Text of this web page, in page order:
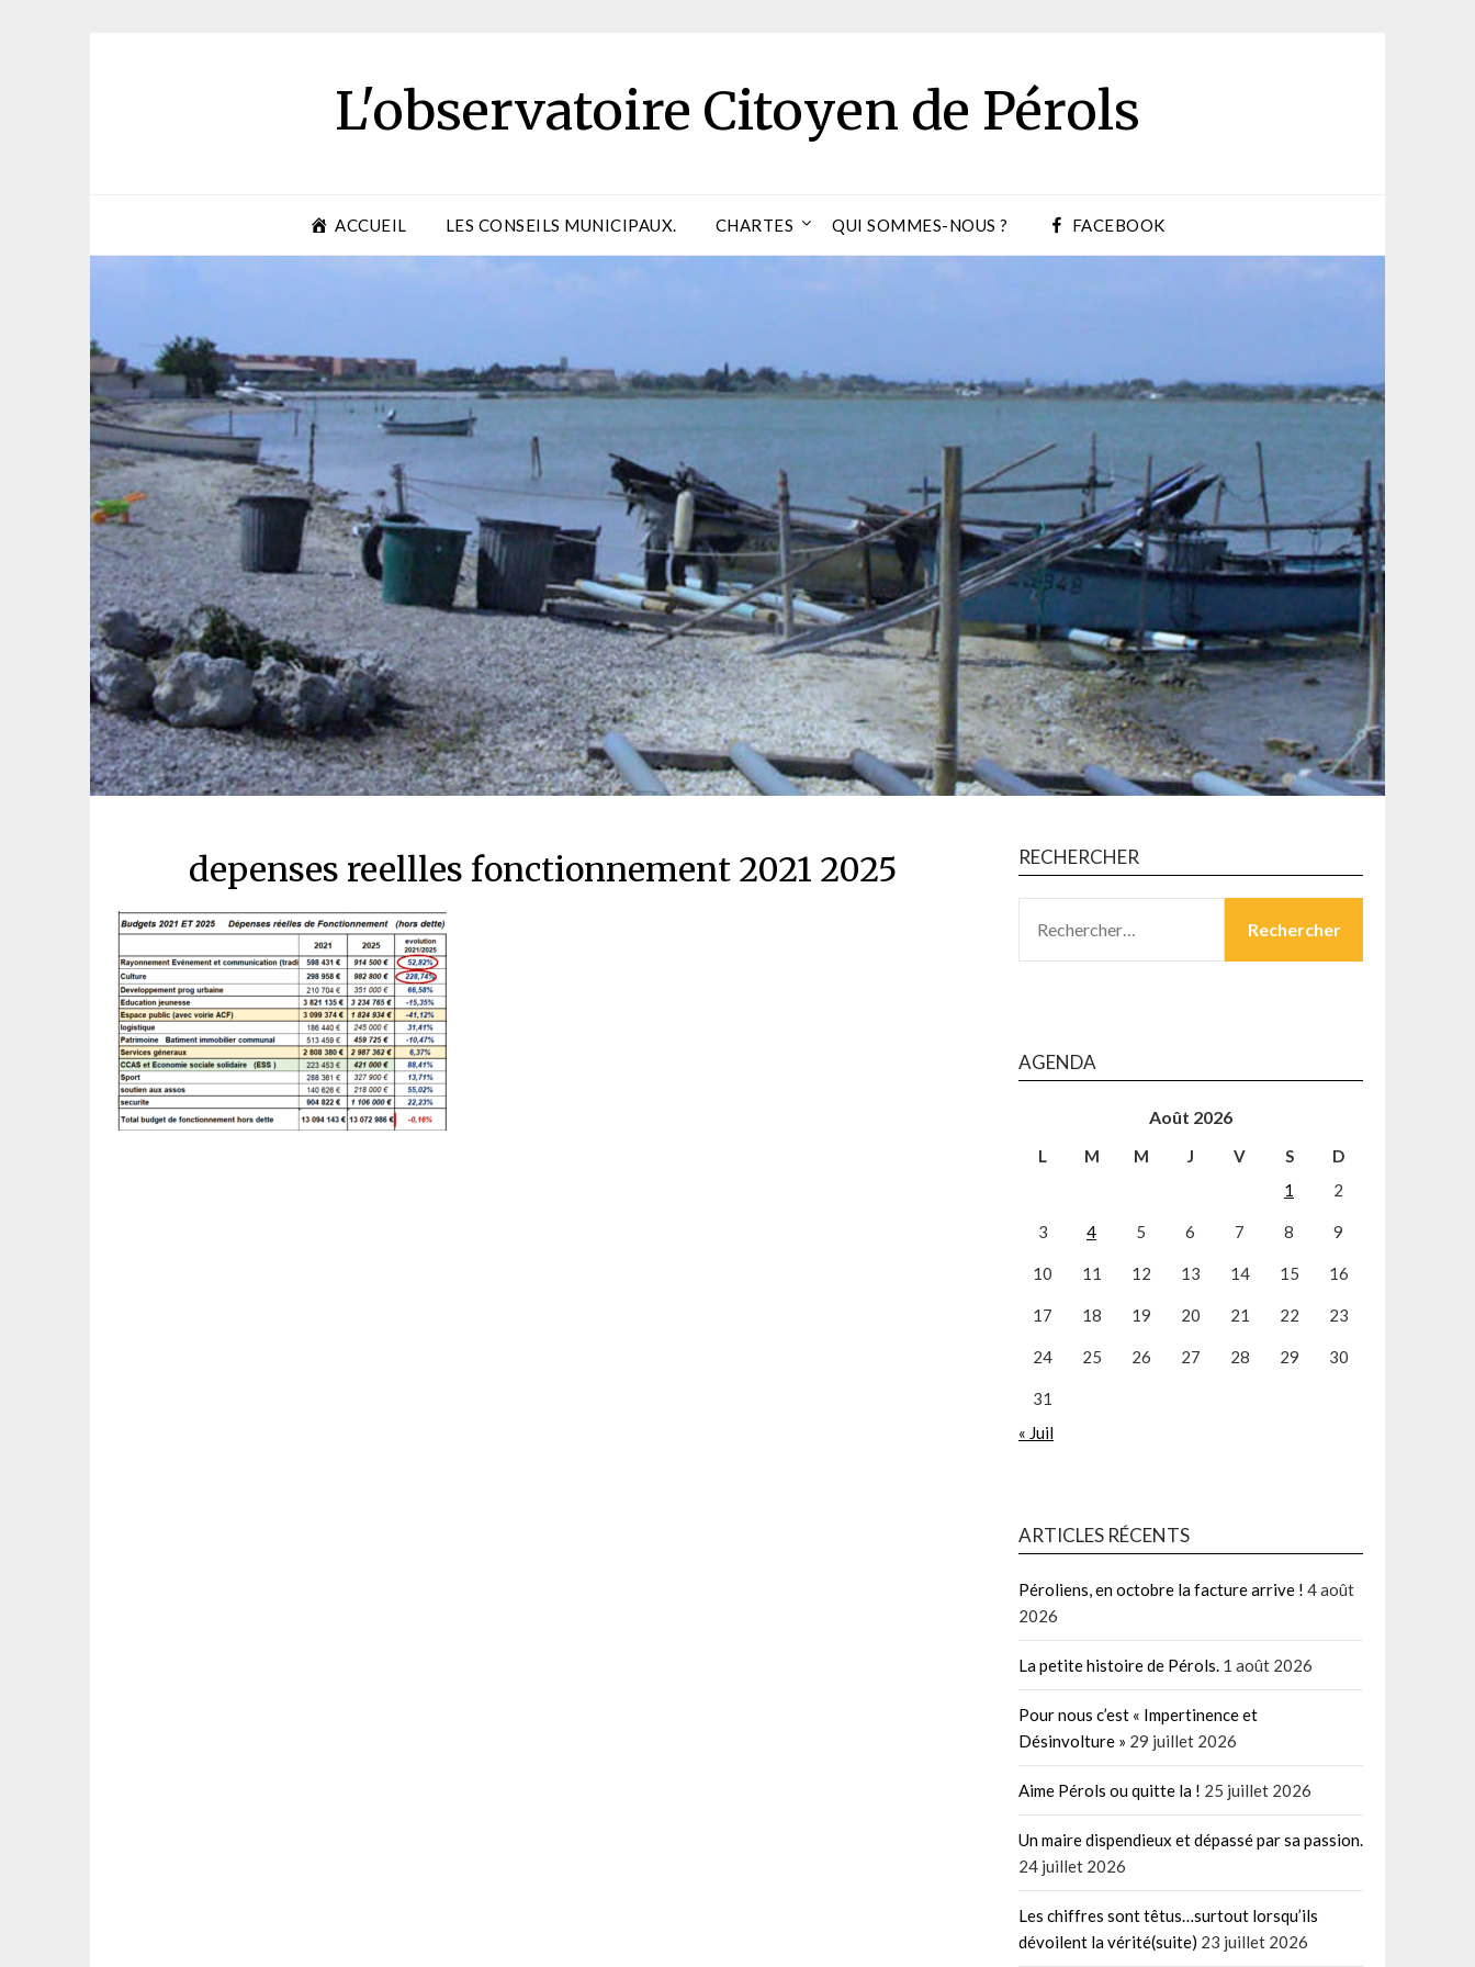
L'observatoire Citoyen de Pérols
ACCUEIL LES CONSEILS MUNICIPAUX. CHARTES QUI SOMMES-NOUS ? FACEBOOK
depenses reellles fonctionnement 2021 2025 RECHERCHER
AGENDA
Août 2026
L M M J V S
D
1
2
3 4 5 6 7 8 9
10 11 12 13 14 15 16
17 18 19 20 21 22 23
24 25 26 27 28 29 30
31
« Juil
ARTICLES RÉCENTS
Péroliens, en octobre la facture arrive ! 4 août
2026
La petite histoire de Pérols. 1 août 2026
Pour nous c’est « Impertinence et
Désinvolture » 29 juillet 2026
Aime Pérols ou quitte la ! 25 juillet 2026
Un maire dispendieux et dépassé par sa passion.
24 juillet 2026
Les chiffres sont têtus…surtout lorsqu’ils
dévoilent la vérité(suite) 23 juillet 2026